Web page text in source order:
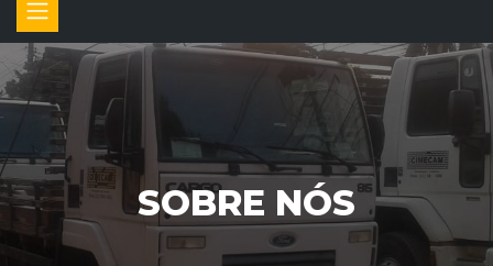
SOBRE NÓS